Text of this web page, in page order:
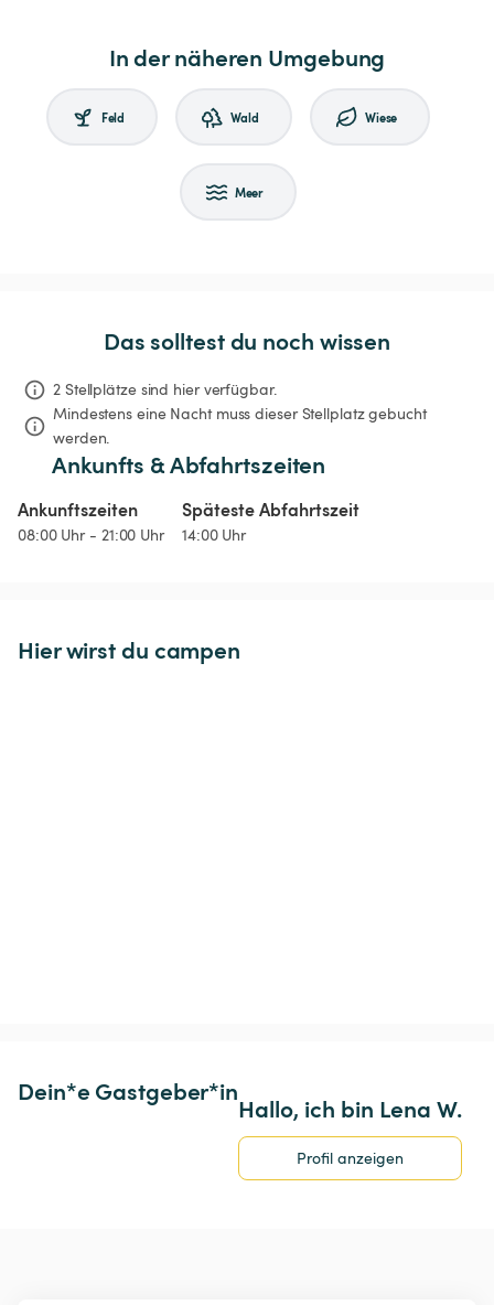
In der näheren Umgebung
Feld Wald Wiese
Meer
Das solltest du noch wissen
2 Stellplätze sind hier verfügbar.
Mindestens eine Nacht muss dieser Stellplatz gebucht
werden.
Ankunfts & Abfahrtszeiten
Ankunftszeiten
08:00 Uhr - 21:00 Uhr
Späteste Abfahrtszeit
14:00 Uhr
Hier wirst du campen
Dein*e Gastgeber*in
Hallo, ich bin Lena W.
Profil anzeigen